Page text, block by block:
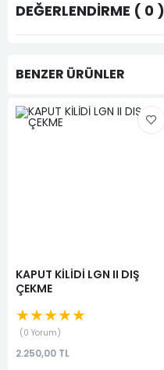
DEĞERLENDIRME ( 0 )
BENZER ÜRÜNLER
KAPUT KİLİDİ LGN II DIŞ
ÇEKME
★★★★★
0 Yorum
2.250,00 TL